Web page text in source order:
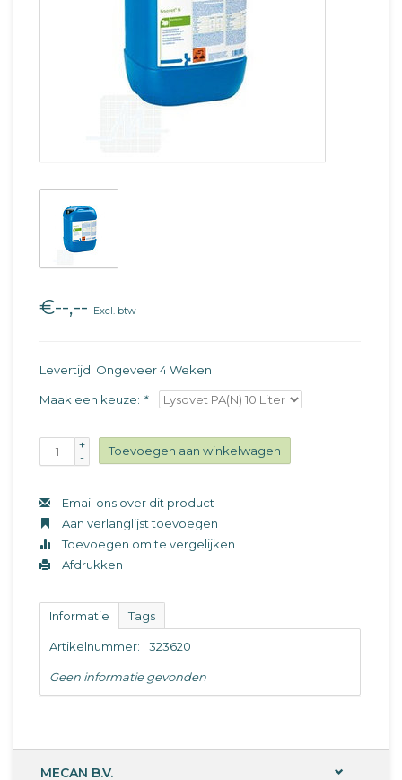
€--,-- Excl. btw
Levertijd: Ongeveer 4 Weken
Maak een keuze: *
+
-
Toevoegen aan winkelwagen
Email ons over dit product
Aan verlanglijst toevoegen
Toevoegen om te vergelijken
Afdrukken
Informatie Tags
Artikelnummer: 323620
Geen informatie gevonden
MECAN B.V.